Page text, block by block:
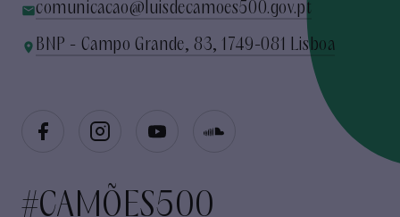
comunicacao@luisdecamoes500.gov.pt
BNP - Campo Grande, 83, 1749-081 Lisboa
#CAMÕES500